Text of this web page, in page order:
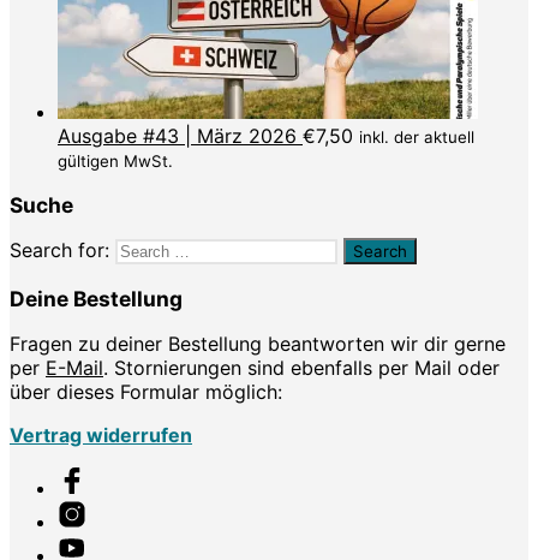
Ausgabe #43 | März 2026 €7,50 inkl. der aktuell
gültigen MwSt.
Suche
Search for:
Deine Bestellung
Fragen zu deiner Bestellung beantworten wir dir gerne
per E-Mail. Stornierungen sind ebenfalls per Mail oder
über dieses Formular möglich:
Vertrag widerrufen